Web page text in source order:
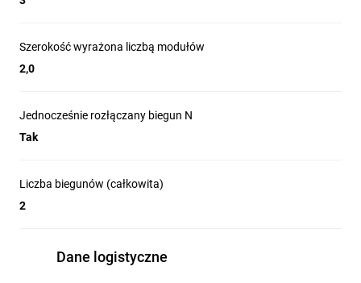
Szerokość wyrażona liczbą modułów
2,0
Jednocześnie rozłączany biegun N
Tak
Liczba biegunów (całkowita)
2
Dane logistyczne